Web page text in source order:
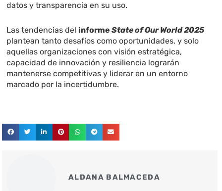
datos y transparencia en su uso.
Las tendencias del informeState of Our World 2025
plantean tanto desafíos como oportunidades, y solo
aquellas organizaciones con visión estratégica,
capacidad de innovación y resiliencia lograrán
mantenerse competitivas y liderar en un entorno
marcado por la incertidumbre.
ALDANA BALMACEDA